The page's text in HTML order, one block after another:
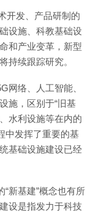
开发、产品研制的
设施、科教基础设
和产业变革，新型
持续跟踪研究。
网络、人工智能、
施，区别于“旧基
水利设施等在内的
中发挥了重要的基
基础设施建设已经
“新基建”概念也有所
设是指发力于科技